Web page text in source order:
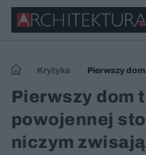
Krytyka
Pierwszy
sufit niczym zwisająca pierzyna.
Pierwszy dom
powojennej
niczym